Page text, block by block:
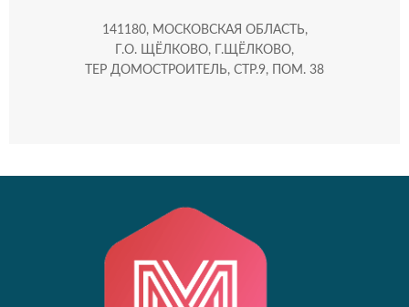
141180, МОСКОВСКАЯ ОБЛАСТЬ,
Г.О. ЩЁЛКОВО, Г.ЩЁЛКОВО,
ТЕР ДОМОСТРОИТЕЛЬ, СТР.9, ПОМ. 38